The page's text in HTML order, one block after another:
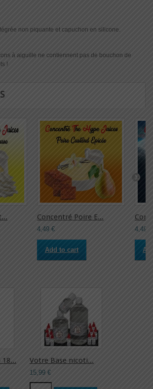
non piquante et capuchon en silicone.
à aiguille ne contiennent pas de bouchon de
!
Concentré Poire E...
4,49 €
Add to cart
4,49 €
18... Votre Base nicoti...
15,99 €